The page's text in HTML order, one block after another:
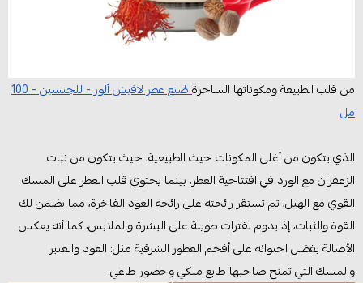
من قلب الطبيعة ومكوناتها الساحرة
صُنع عطر لافيش ألور - للجنسين - 100
مل
الذي يتكون من أغلى المكونات حيث الطبيعية، حيث يتكون من نبات
الزعفران مع الورد في افتتاحية العطر، بينما يحتوي قلب العطر على المسك
القوي مع الهيل، ثم تستقر رائحته على رائحة العود الفاخرة، مما يضمن لك
القوة والثبات، إذ يدوم لفترات طويلة على البشرة والملابس، كما أنه يعكس
الأصالة بفضل احتوائه على أفخم العطور الشرقية مثل: العود والعنبر
والمسك التي تمنح صاحبها طابع ملكي وحضور طاغي.